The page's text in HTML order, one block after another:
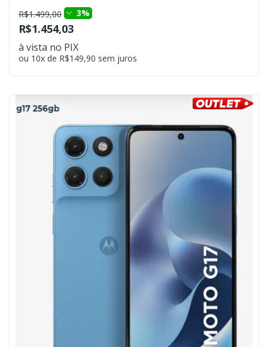
R$1.499,00 3%
R$1.454,03
à vista no PIX
ou 10x de R$149,90 sem juros